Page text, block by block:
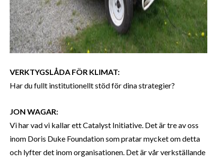
VERKTYGSLÅDA FÖR KLIMAT:
Har du fullt institutionellt stöd för dina strategier?
JON WAGAR:
Vi har vad vi kallar ett Catalyst Initiative. Det är tre av oss
inom Doris Duke Foundation som pratar mycket om detta
och lyfter det inom organisationen. Det är vår verkställande